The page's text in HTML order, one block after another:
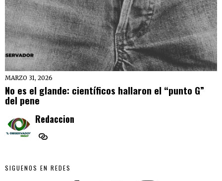
MARZO 31, 2026
No es el glande: científicos hallaron el “punto G”
del pene
Redaccion
SIGUENOS EN REDES